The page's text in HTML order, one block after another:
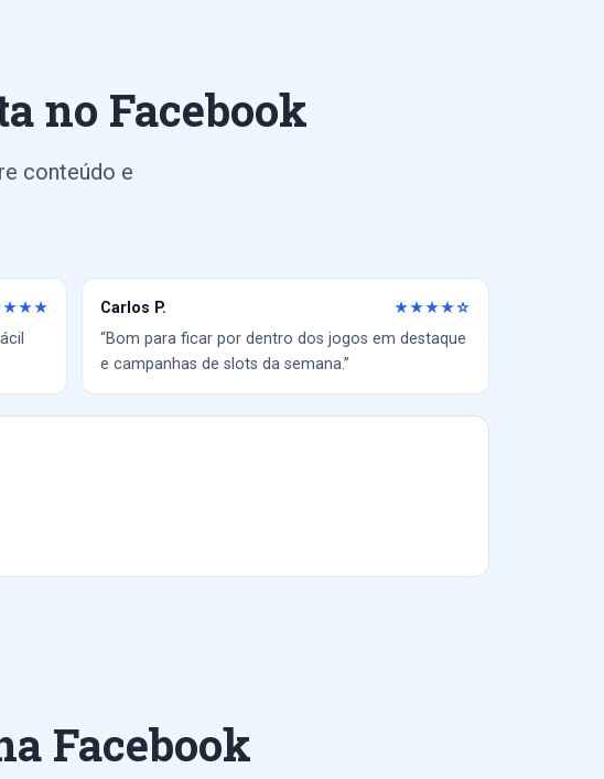
no Facebook
conteúdo e
Carlos P. ★★★★☆
“Bom para ficar por dentro dos jogos em destaque
e campanhas de slots da semana.”
Facebook